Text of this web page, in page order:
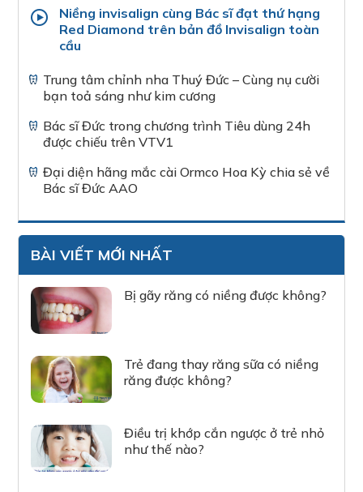
Niềng invisalign cùng Bác sĩ đạt thứ hạng
Red Diamond trên bản đồ Invisalign toàn
cầu
Trung tâm chỉnh nha Thuý Đức – Cùng nụ cười
bạn toả sáng như kim cương
Bác sĩ Đức trong chương trình Tiêu dùng 24h
được chiếu trên VTV1
Đại diện hãng mắc cài Ormco Hoa Kỳ chia sẻ về
Bác sĩ Đức AAO
BÀI VIẾT MỚI NHẤT
Bị gãy răng có niềng được không?
Trẻ đang thay răng sữa có niềng
răng được không?
Điều trị khớp cắn ngược ở trẻ nhỏ
như thế nào?